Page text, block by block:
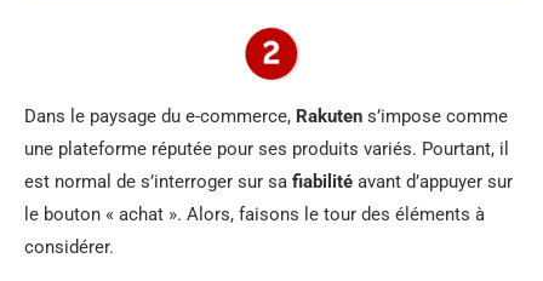
Dans le paysage du e-commerce, Rakuten s’impose comme
une plateforme réputée pour ses produits variés. Pourtant, il
est normal de s’interroger sur sa fiabilité avant d’appuyer sur
le bouton « achat ». Alors, faisons le tour des éléments à
considérer.